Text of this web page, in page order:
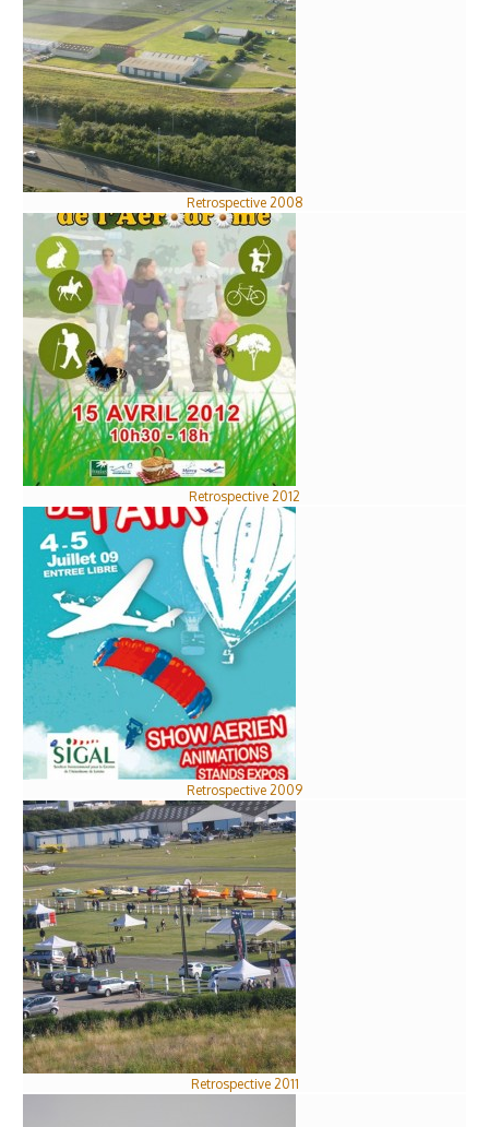
Retrospective 2008
Retrospective 2012
Retrospective 2009
Retrospective 2011